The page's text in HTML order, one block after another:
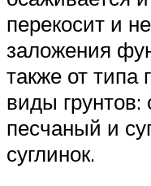
перекосит и
заложения
также от типа
виды
песчаный и
суглинок.